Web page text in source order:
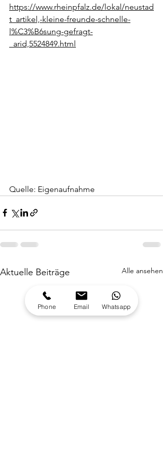
https://www.rheinpfalz.de/lokal/neustad
t_artikel,-kleine-freunde-schnelle-
l%C3%B6sung-gefragt-
_arid,5524849.html
Quelle: Eigenaufnahme
Aktuelle Beiträge Alle ansehen
Phone Email Whatsapp